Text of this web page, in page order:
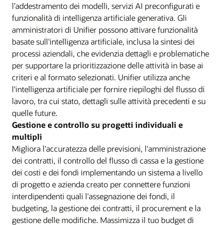
l’addestramento dei modelli, servizi AI preconfigurati e
funzionalità di intelligenza artificiale generativa. Gli
amministratori di Unifier possono attivare funzionalità
basate sull'intelligenza artificiale, inclusa la sintesi dei
processi aziendali, che evidenzia dettagli e problematiche
per supportare la prioritizzazione delle attività in base ai
criteri e al formato selezionati. Unifier utilizza anche
l'intelligenza artificiale per fornire riepiloghi del flusso di
lavoro, tra cui stato, dettagli sulle attività precedenti e su
quelle future.
Gestione e controllo su progetti individuali e
multipli
Migliora l'accuratezza delle previsioni, l'amministrazione
dei contratti, il controllo del flusso di cassa e la gestione
dei costi e dei fondi implementando un sistema a livello
di progetto e azienda creato per connettere funzioni
interdipendenti quali l'assegnazione dei fondi, il
budgeting, la gestione dei contratti, il procurement e la
gestione delle modifiche. Massimizza il tuo budget di